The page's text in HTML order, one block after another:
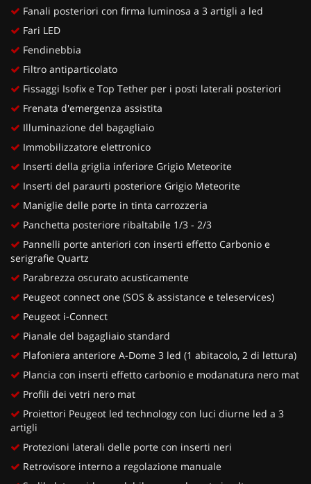
Fanali posteriori con firma luminosa a 3 artigli a led
Fari LED
Fendinebbia
Filtro antiparticolato
Fissaggi Isofix e Top Tether per i posti laterali posteriori
Frenata d'emergenza assistita
Illuminazione del bagagliaio
Immobilizzatore elettronico
Inserti della griglia inferiore Grigio Meteorite
Inserti del paraurti posteriore Grigio Meteorite
Maniglie delle porte in tinta carrozzeria
Panchetta posteriore ribaltabile 1/3 - 2/3
Pannelli porte anteriori con inserti effetto Carbonio e
serigrafie Quartz
Parabrezza oscurato acusticamente
Peugeot connect one (SOS & assistance e teleservices)
Peugeot i-Connect
Pianale del bagagliaio standard
Plafoniera anteriore A-Dome 3 led (1 abitacolo, 2 di lettura)
Plancia con inserti effetto carbonio e modanatura nero mat
Profili dei vetri nero mat
Proiettori Peugeot led technology con luci diurne led a 3
artigli
Protezioni laterali delle porte con inserti neri
Retrovisore interno a regolazione manuale